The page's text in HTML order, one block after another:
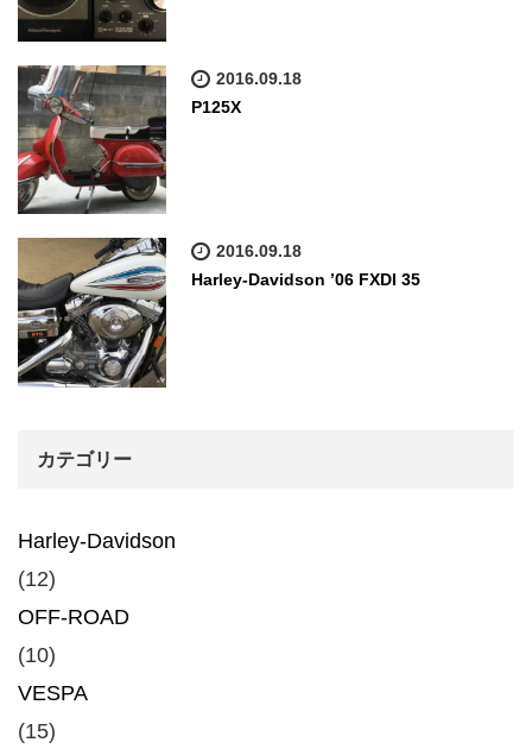
2016.09.18
P125X
2016.09.18
Harley-Davidson ’06 FXDI 35
カテゴリー
Harley-Davidson
(12)
OFF-ROAD
(10)
VESPA
(15)